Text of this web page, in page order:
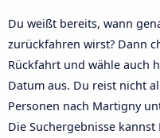
Du weißt bereits, wann
zurückfahren wirst? Dann
Rückfahrt und wähle auch
Datum aus. Du reist nicht
Personen nach Martigny
Die Suchergebnisse kannst